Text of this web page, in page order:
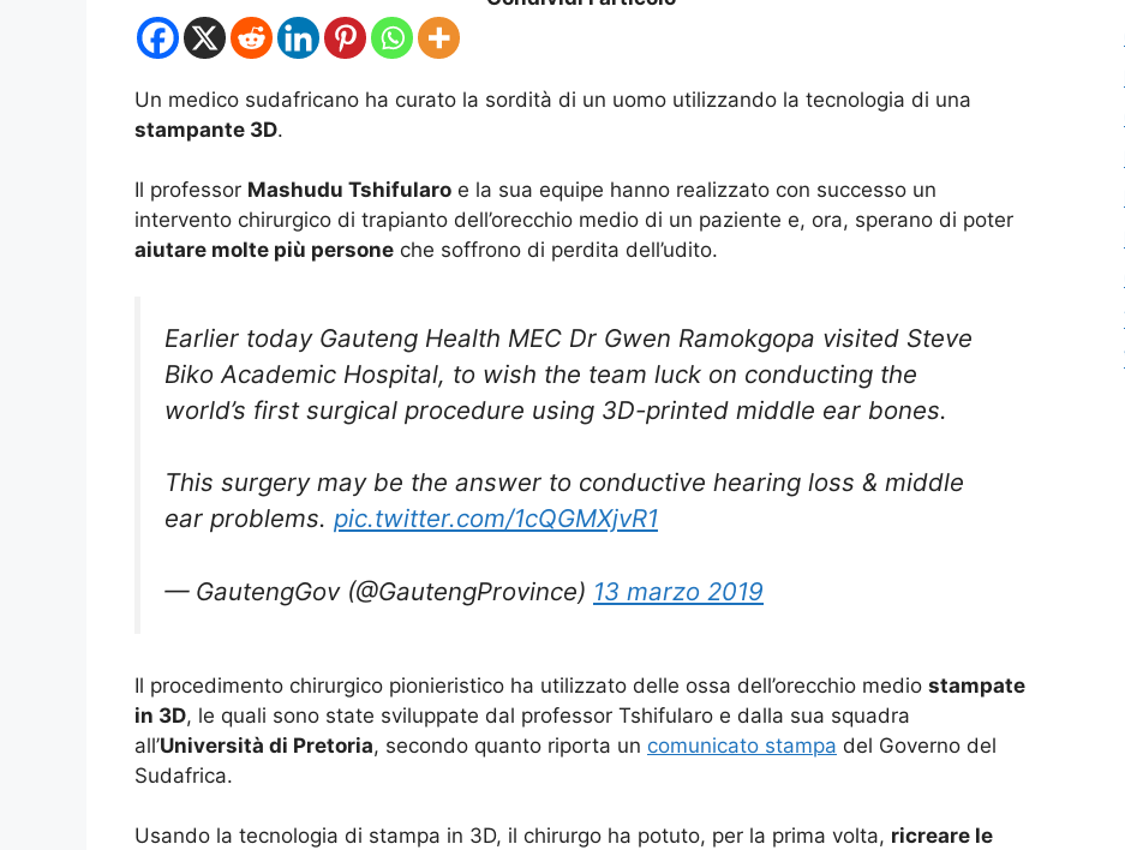
Un medico sudafricano ha curato la sordità di un uomo utilizzando la tecnologia di una
stampante 3D.
Il professor Mashudu Tshifularo e la sua equipe hanno realizzato con successo un
intervento chirurgico di trapianto dell’orecchio medio di un paziente e, ora, sperano di poter
aiutare molte più persone che soffrono di perdita dell’udito.
Earlier today Gauteng Health MEC Dr Gwen Ramokgopa visited Steve
Biko Academic Hospital, to wish the team luck on conducting the
world’s first surgical procedure using 3D-printed middle ear bones.
This surgery may be the answer to conductive hearing loss & middle
ear problems. pic.twitter.com/1cQGMXjvR1
— GautengGov (@GautengProvince) 13 marzo 2019
Il procedimento chirurgico pionieristico ha utilizzato delle ossa dell’orecchio medio stampate
in 3D, le quali sono state sviluppate dal professor Tshifularo e dalla sua squadra
all’Università di Pretoria, secondo quanto riporta un comunicato stampa del Governo del
Sudafrica.
Usando la tecnologia di stampa in 3D, il chirurgo ha potuto, per la prima volta, ricreare le